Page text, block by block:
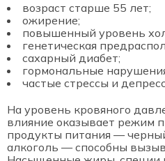
возраст старше 55 лет;
ожирение;
повышенный уровень
генетическая
сахарный диабет;
гормональные
частые стрессы и
На уровень кровяного
влияние оказывает режим
продукты питания —
алкоголь — способны